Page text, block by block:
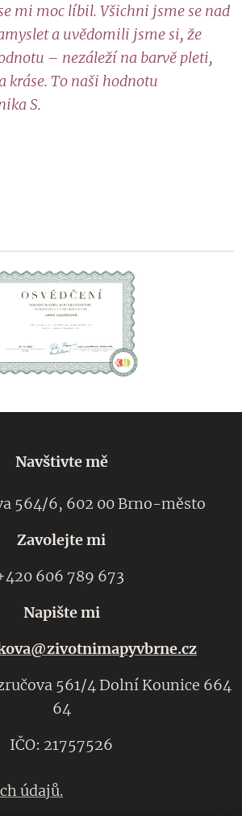
mi moc líbil. Všichni jsme se nad
a uvědomili jsme si, že
– nezáleží na barvě pleti,
kráse. To naši hodnotu
S.
Navštivte mě
564/6, 602 00 Brno-město
Zavolejte mi
606 789 673
Napište mi
561/4 Dolní Kounice 664
64
IČO: 21757526
údajů.